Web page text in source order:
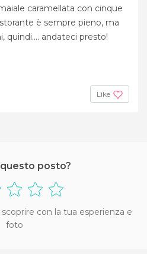
caramellata con cinque
è sempre pieno, ma
quindi.... andateci presto!
Like
posto?
con la tua esperienza e
foto